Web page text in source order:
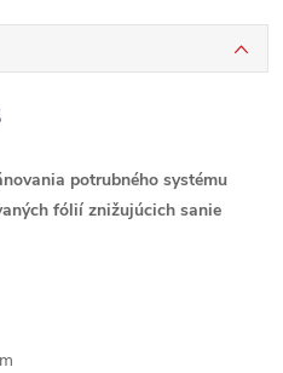
potrubného systému
fólií znižujúcich sanie